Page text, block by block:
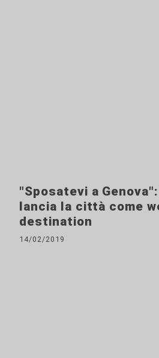
"Sposatevi a
lancia la città come
destination
14/02/2019